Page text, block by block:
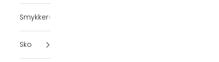
Smykker
Sko